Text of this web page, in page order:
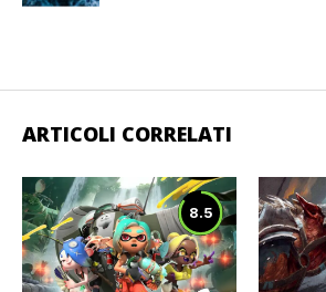
ARTICOLI CORRELATI
8.5